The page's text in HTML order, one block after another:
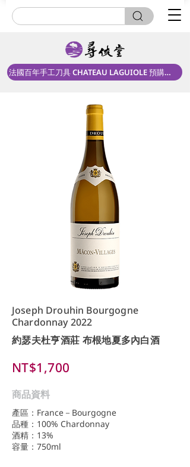
法國百年手工刀具 CHATEAU LAGUIOLE 預購中！
Joseph Drouhin Bourgogne
Chardonnay 2022
約瑟夫杜亨酒莊 布根地夏多內白酒
NT$1,700
商品資料
產區：France－Bourgogne
品種：100% Chardonnay
酒精：13%
容量：750ml